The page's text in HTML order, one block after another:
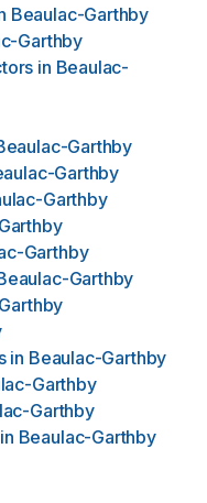
Beaulac-Garthby
Garthby
in Beaulac-
Garthby
Garthby
Garthby
Garthby
Garthby
in Beaulac-Garthby
Garthby
Garthby
in Beaulac-Garthby